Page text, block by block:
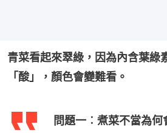
青菜看起來翠綠，因為內含葉綠
「酸」，顏色會變難看。
問題一︰煮菜不當為何